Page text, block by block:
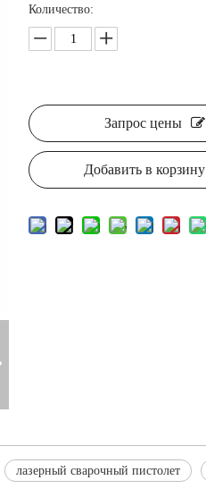
Количество:
Запрос цены
Добавить в корзину
лазерный сварочный пистолет